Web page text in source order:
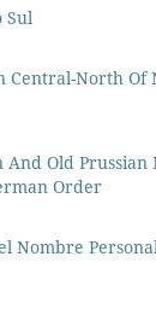
Sul
Central-North Of
Old Prussian
Order
Nombre